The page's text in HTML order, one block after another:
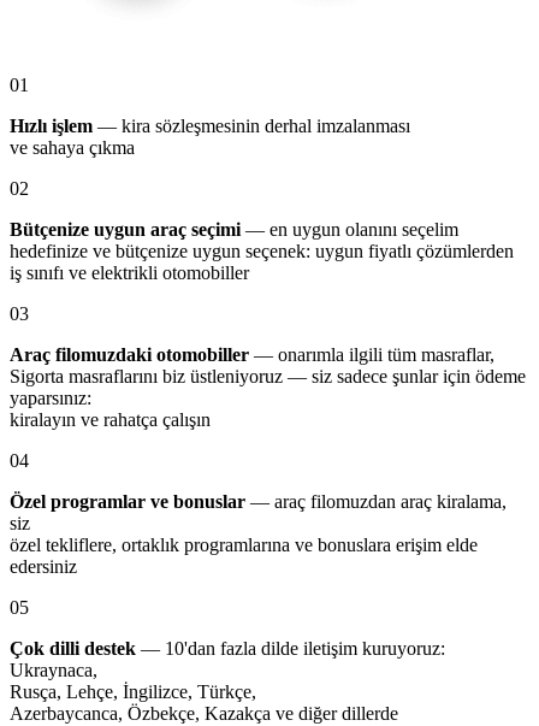
01
Hızlı işlem — kira sözleşmesinin derhal imzalanması
ve sahaya çıkma
02
Bütçenize uygun araç seçimi — en uygun olanını seçelim
hedefinize ve bütçenize uygun seçenek: uygun fiyatlı çözümlerden
iş sınıfı ve elektrikli otomobiller
03
Araç filomuzdaki otomobiller — onarımla ilgili tüm masraflar,
Sigorta masraflarını biz üstleniyoruz — siz sadece şunlar için ödeme
yaparsınız:
kiralayın ve rahatça çalışın
04
Özel programlar ve bonuslar — araç filomuzdan araç kiralama,
siz
özel tekliflere, ortaklık programlarına ve bonuslara erişim elde
edersiniz
05
Çok dilli destek — 10'dan fazla dilde iletişim kuruyoruz:
Ukraynaca,
Rusça, Lehçe, İngilizce, Türkçe,
Azerbaycanca, Özbekçe, Kazakça ve diğer dillerde